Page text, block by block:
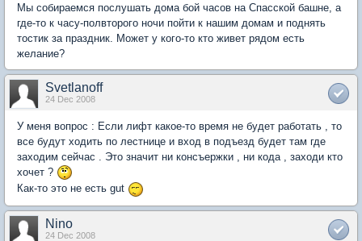
Мы собираемся послушать дома бой часов на Спасской башне, а
где-то к часу-полвторого ночи пойти к нашим домам и поднять
тостик за праздник. Может у кого-то кто живет рядом есть
желание?
Svetlanoff
24 Dec 2008
У меня вопрос : Если лифт какое-то время не будет работать , то
все будут ходить по лестнице и вход в подъезд будет там где
заходим сейчас . Это значит ни консъержки , ни кода , заходи кто
хочет ?
Как-то это не есть gut
Nino
24 Dec 2008